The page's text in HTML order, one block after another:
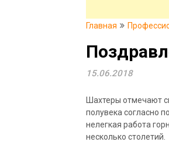
Главная
15.06.2018
Шахтеры отмечают
полувека согласно
нелегкая работа
несколько столетий.